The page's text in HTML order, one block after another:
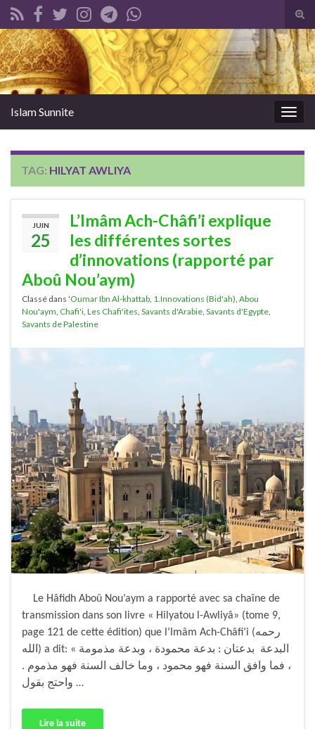
Search for:
Islam Sunnite
TAG: HILYAT AWLIYA
JUIN
25
L’Imâm Ach-Châfi’i explique
les différentes sortes
d’innovations (rapporté par
Aboû Nou’aym)
Classé dans 'Oumar Ibn Al-khattab 1.Innovations (Bid'ah) Abou
Nou'aym Chafi'i Les Chafi'ites Savants d'Arabie Savants d'Egypte
Savants de Palestine
Le Hâfidh Aboû Nou’aym a rapporté avec sa chaîne de
transmission dans son livre « Hilyatou l-Awliyâ» (tome 9,
page 121 de cette édition) que l’Imâm Ach-Châfi’i (رحمه
الله) a dit: « البدعة بدعتان : بدعة محمودة ، وبدعة مذمومة
، فما وافق السنة فهو محمود ، وما خالف السنة فهو مذموم .
واحتج بقول …
Lire la suite